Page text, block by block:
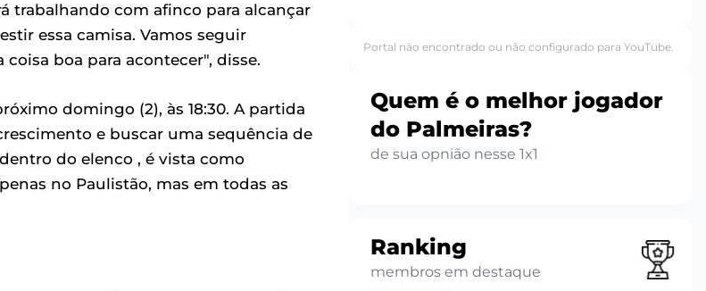
trabalhando com afinco para alcançar
essa camisa. Vamos seguir
boa para acontecer", disse.
domingo (2), às 18:30. A partida
e buscar uma sequência de
do elenco , é vista como
no Paulistão, mas em todas as
Portal não encontrado ou não configurado para YouTube.
Quem é o melhor jogador
do Palmeiras?
de sua opnião nesse 1x1
Ranking
membros em destaque